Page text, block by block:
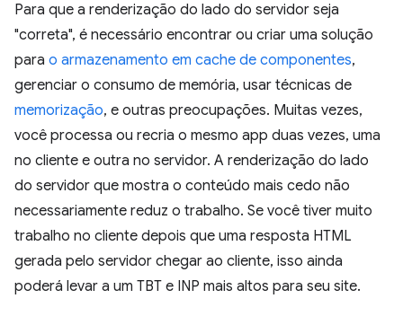
Para que a renderização do lado do servidor seja
"correta", é necessário encontrar ou criar uma solução
para o armazenamento em cache de componentes,
gerenciar o consumo de memória, usar técnicas de
memorização, e outras preocupações. Muitas vezes,
você processa ou recria o mesmo app duas vezes, uma
no cliente e outra no servidor. A renderização do lado
do servidor que mostra o conteúdo mais cedo não
necessariamente reduz o trabalho. Se você tiver muito
trabalho no cliente depois que uma resposta HTML
gerada pelo servidor chegar ao cliente, isso ainda
poderá levar a um TBT e INP mais altos para seu site.